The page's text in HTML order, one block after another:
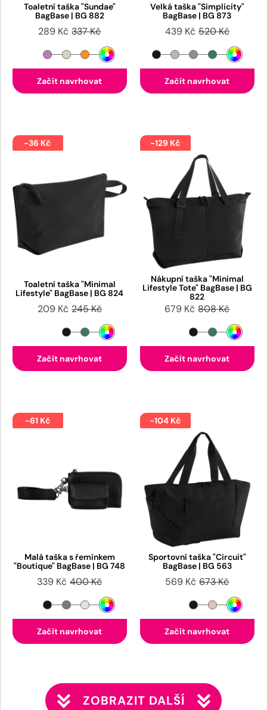
Toaletní taška "Sundae"
BagBase | BG 882
289 Kč 337 Kč
Začít navrhovat
Velká taška "Simplicity"
BagBase | BG 873
439 Kč 520 Kč
Začít navrhovat
-36 Kč
Toaletní taška "Minimal
Lifestyle" BagBase | BG 824
209 Kč 245 Kč
Začít navrhovat
-129 Kč
Nákupní taška "Minimal
Lifestyle Tote" BagBase | BG
822
679 Kč 808 Kč
Začít navrhovat
-61 Kč
Malá taška s řemínkem
"Boutique" BagBase | BG 748
339 Kč 400 Kč
Začít navrhovat
-104 Kč
Sportovní taška "Circuit"
BagBase | BG 563
569 Kč 673 Kč
Začít navrhovat
ZOBRAZIT DALŠÍ